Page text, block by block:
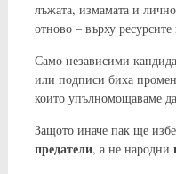
лъжата, измамата и
отново – върху
Само независими
или подписи биха
които упълномощаваме
Защото иначе пак ще
предатели, а не народни